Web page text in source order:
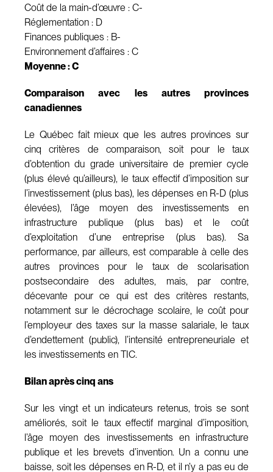
Coût de la main-d’œuvre : C-
Réglementation : D
Finances publiques : B-
Environnement d’affaires : C
Moyenne : C
Comparaison avec les autres provinces
canadiennes
Le Québec fait mieux que les autres provinces sur
cinq critères de comparaison, soit pour le taux
d’obtention du grade universitaire de premier cycle
(plus élevé qu’ailleurs), le taux effectif d’imposition sur
l’investissement (plus bas), les dépenses en R-D (plus
élevées), l’âge moyen des investissements en
infrastructure publique (plus bas) et le coût
d’exploitation d’une entreprise (plus bas). Sa
performance, par ailleurs, est comparable à celle des
autres provinces pour le taux de scolarisation
postsecondaire des adultes, mais, par contre,
décevante pour ce qui est des critères restants,
notamment sur le décrochage scolaire, le coût pour
l’employeur des taxes sur la masse salariale, le taux
d’endettement (public), l’intensité entrepreneuriale et
les investissements en TIC.
Bilan après cinq ans
Sur les vingt et un indicateurs retenus, trois se sont
améliorés, soit le taux effectif marginal d’imposition,
l’âge moyen des investissements en infrastructure
publique et les brevets d’invention. Un a connu une
baisse, soit les dépenses en R-D, et il n’y a pas eu de